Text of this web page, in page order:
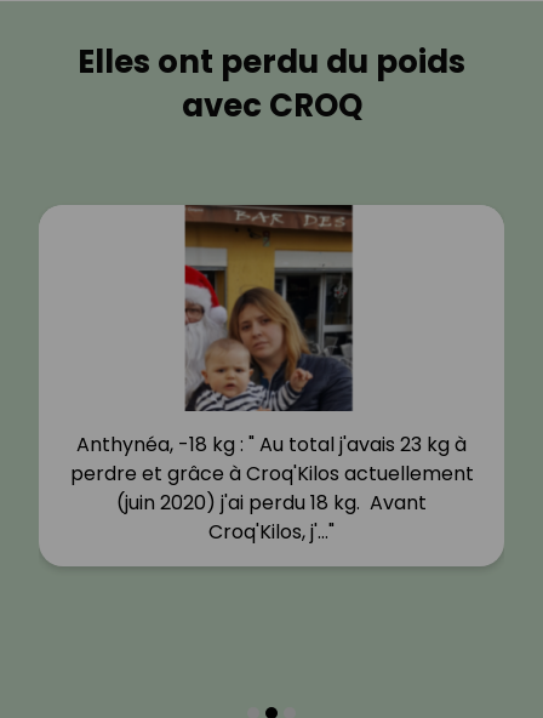
Elles ont perdu du poids
avec CROQ
Anthynéa, -18 kg : " Au total j'avais 23 kg à
perdre et grâce à Croq'Kilos actuellement
(juin 2020) j'ai perdu 18 kg. Avant
Croq'Kilos, j'…"